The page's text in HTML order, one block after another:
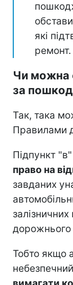
які
ремонт.
Чи можна
за
Так, така
Правилами
Підпункт
право на
завданих
дорожнього
Тобто якщо